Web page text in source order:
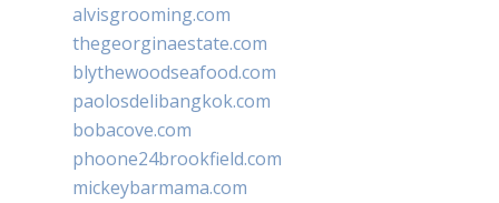
alvisgrooming.com
thegeorginaestate.com
blythewoodseafood.com
paolosdelibangkok.com
bobacove.com
phoone24brookfield.com
mickeybarmama.com